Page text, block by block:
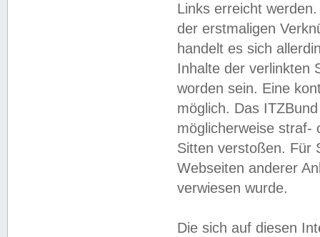
Links erreicht
der erstmaligen
handelt es sich
Inhalte der verlinkten
worden sein. Eine
möglich. Das
möglicherweise straf-
Sitten verstoßen. Für
Webseiten anderer
verwiesen wurde.
Die sich auf diesen